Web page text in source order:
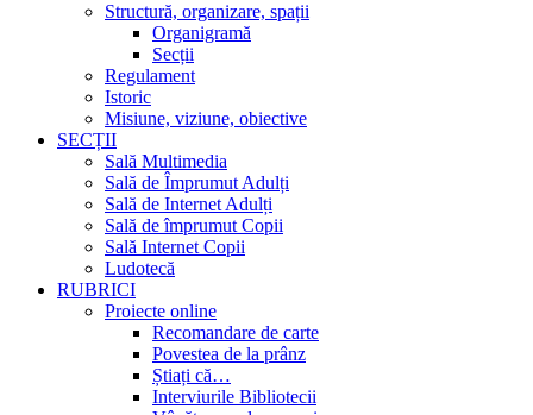
Structură, organizare, spații
Organigramă
Secții
Regulament
Istoric
Misiune, viziune, obiective
SECȚII
Sală Multimedia
Sală de Împrumut Adulți
Sală de Internet Adulți
Sală de împrumut Copii
Sală Internet Copii
Ludotecă
RUBRICI
Proiecte online
Recomandare de carte
Povestea de la prânz
Știați că…
Interviurile Bibliotecii